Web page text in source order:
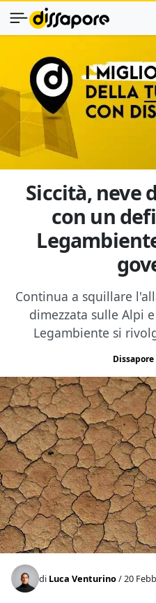
Siccità, neve
con un
Continua a squillare
dimezzata sulle Alpi
Legambiente si
Dissapore
di Luca Venturino/ 20